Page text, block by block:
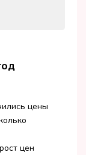
цены
цен